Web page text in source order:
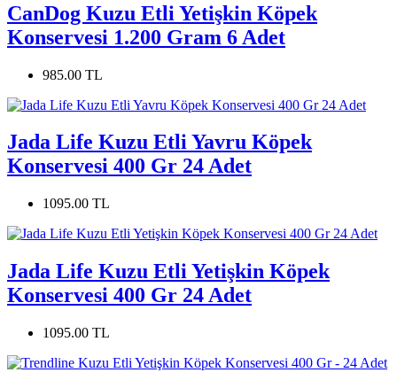
CanDog Kuzu Etli Yetişkin Köpek
Konservesi 1.200 Gram 6 Adet
985.00 TL
Jada Life Kuzu Etli Yavru Köpek
Konservesi 400 Gr 24 Adet
1095.00 TL
Jada Life Kuzu Etli Yetişkin Köpek
Konservesi 400 Gr 24 Adet
1095.00 TL